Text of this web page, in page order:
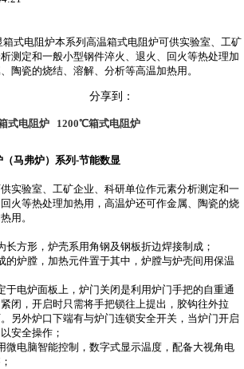
箱式电阻炉本系列高温箱式电阻炉可供实验室、工矿
测定和一般小型钢件淬火、退火、回火等热处理加
陶瓷的烧结、溶解、分析等高温加热用。
分享到：
式电阻炉
1200℃箱式电阻炉
（马弗炉）系列-节能数显
实验室、工矿企业、科研单位作元素分析测定和一
火等热处理加热用，高温炉还可作金属、陶瓷的烧
用。
长方形，炉壳系用角钢及钢板折边焊接制成；
的炉膛，加热元件置于其中，炉膛与炉壳间用保温
于电炉面板上，炉门关闭是利用炉门手把的自重通
闭，开启时只需将手把锁往上提出，胶钩往外拉
另外炉口下端有与炉门连锁安全开关，当炉门开启
安全操作；
微电脑智能控制，数字式显示温度，配备大视角电